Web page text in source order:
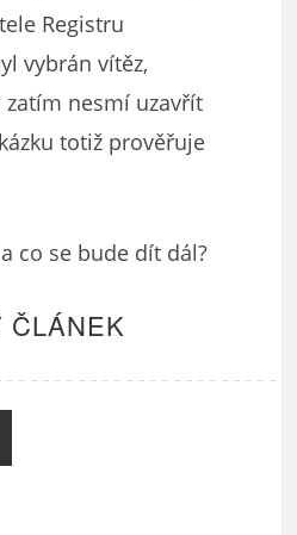
Registru
vybrán vítěz,
nesmí uzavřít
totiž prověřuje
co se bude dít dál?
ČLÁNEK